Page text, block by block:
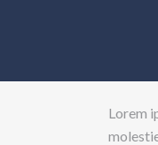
Lorem